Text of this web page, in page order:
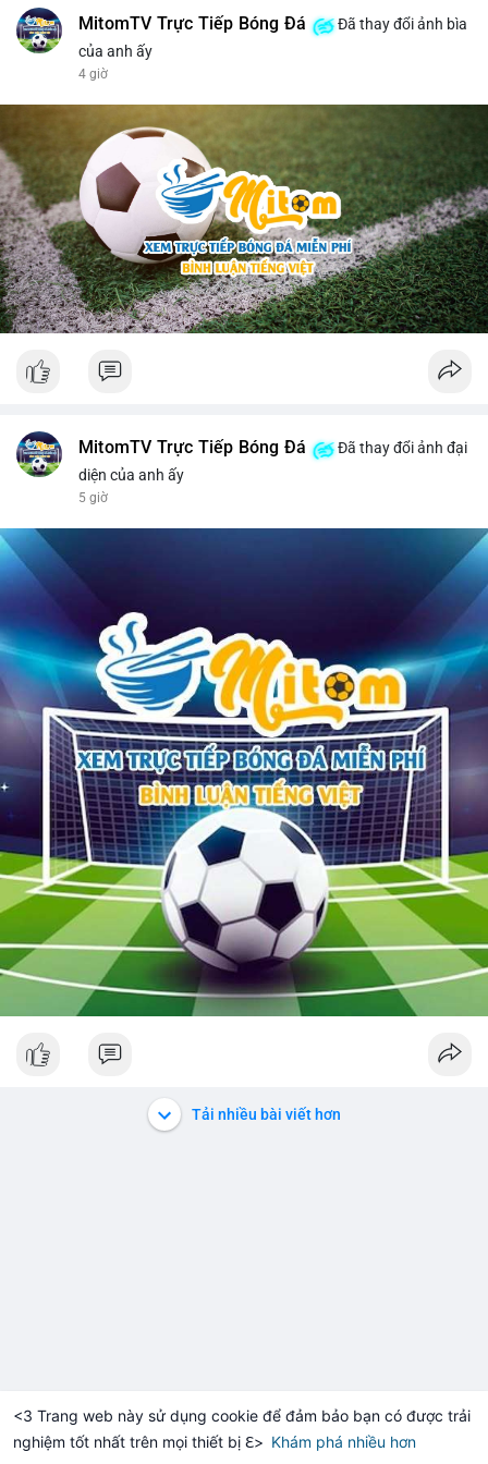
<3 Trang web này sử dụng cookie để đảm bảo bạn có được trải
nghiệm tốt nhất trên mọi thiết bị ℇ> Khám phá nhiều hơn
$1,900.75 +0.27% Solana $72.68 -1.09%
MitomTV Trực Tiếp Bóng Đá
Đã thay đổi ảnh bìa
của anh ấy
4 giờ
MitomTV Trực Tiếp Bóng Đá
Đã thay đổi ảnh đại
diện của anh ấy
5 giờ
Tải nhiều bài viết hơn